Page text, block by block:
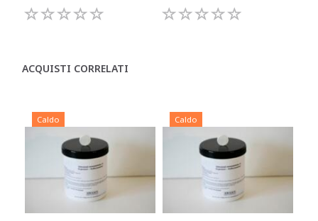
ACQUISTI CORRELATI
Caldo Caldo